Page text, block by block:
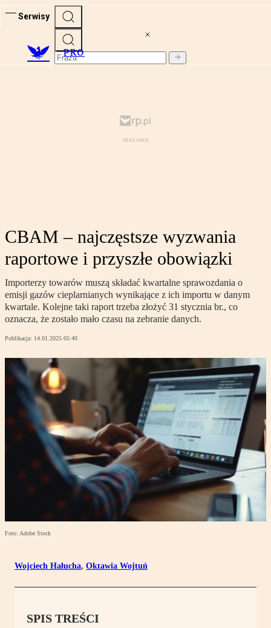
Serwisy
PRO
CBAM – najczęstsze wyzwania
raportowe i przyszłe obowiązki
Importerzy towarów muszą składać kwartalne sprawozdania o
emisji gazów cieplarnianych wynikające z ich importu w danym
kwartale. Kolejne taki raport trzeba złożyć 31 stycznia br., co
oznacza, że zostało mało czasu na zebranie danych.
Publikacja: 14.01.2025 05:40
Foto: Adobe Stock
Wojciech Hałucha, Oktawia Wojtuń
SPIS TREŚCI